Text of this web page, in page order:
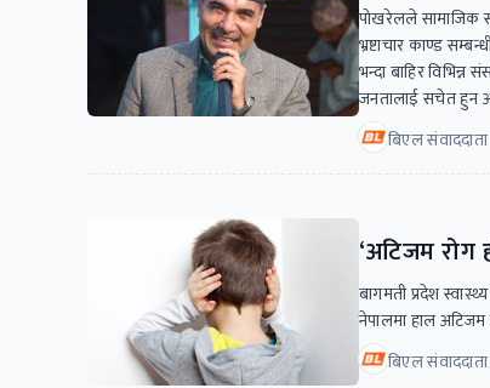
पोखरेलले सामाजिक
भ्रष्टाचार काण्ड
भन्दा बाहिर
जनतालाई सचेत हुन
बिएल
‘अटिजम रोग
बागमती प्रदेश
नेपालमा हाल
बिएल